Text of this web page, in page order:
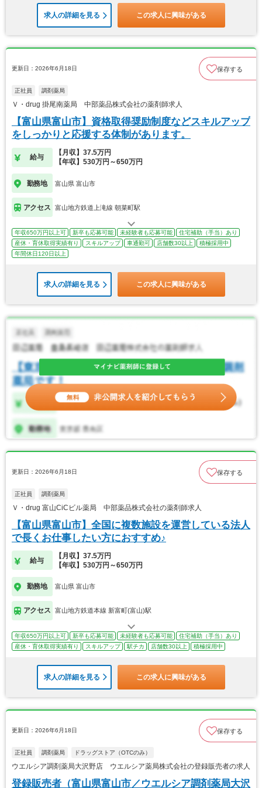
求人の詳細を見る この求人に興味がある
更新日：2026年6月18日 保存する
正社員 調剤薬局
Ｖ・drug 掛尾南薬局 中部薬品株式会社の薬剤師求人
【富山県富山市】資格取得奨励制度などスキルアップ
をしっかりと応援する体制があります。
給与
【月収】37.5万円
【年収】530万円～650万円
勤務地 富山県 富山市
アクセス 富山地方鉄道上滝線 朝菜町駅
年収650万円以上可 新卒も応募可能 未経験者も応募可能
住宅補助（手当）あり
産休・育休取得実績有り
スキルアップ 車通勤可 店舗数30以上
積極採用中
年間休日120日以上
求人の詳細を見る この求人に興味がある
更新日：2026年6月18日 保存する
正社員 調剤薬局
Ｖ・drug 富山CiCビル薬局 中部薬品株式会社の薬剤師求人
【富山県富山市】全国に複数施設を運営している法人
で長くお仕事したい方におすすめ♪
給与
【月収】37.5万円
【年収】530万円～650万円
勤務地 富山県 富山市
アクセス 富山地方鉄道本線 新富町(富山)駅
年収650万円以上可 新卒も応募可能 未経験者も応募可能
住宅補助（手当）あり
産休・育休取得実績有り
スキルアップ 駅チカ 店舗数30以上 積極採用中
求人の詳細を見る この求人に興味がある
更新日：2026年6月18日 保存する
正社員 調剤薬局 ドラッグストア（OTCのみ）
ウエルシア調剤薬局大沢野店 ウエルシア薬局株式会社の登録販売者の求人
登録販売者（富山県富山市／ウエルシア調剤薬局大沢